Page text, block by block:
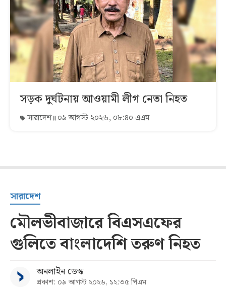
সড়ক দুর্ঘটনায় আওয়ামী লীগ নেতা নিহত
সারাদেশ ০৯ আগস্ট ২০২৬, ০৮:৪০ এএম
সারাদেশ
মৌলভীবাজারে বিএসএফের
গুলিতে বাংলাদেশি তরুণ নিহত
অনলাইন ডেস্ক
প্রকাশ: ০৯ আগস্ট ২০২৬, ১২:৩৫ পিএম